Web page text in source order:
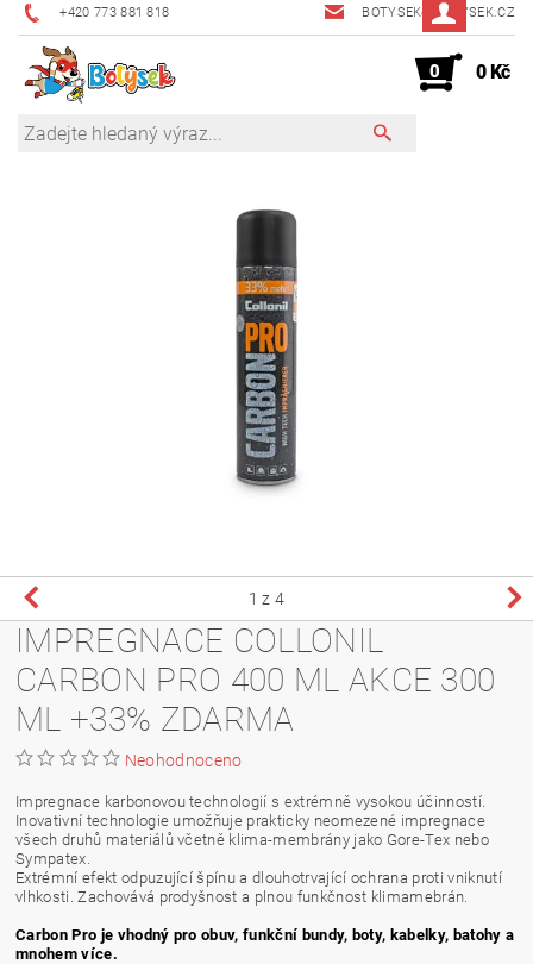
+420 773 881 818 BOTYSEK@BOTYSEK.CZ
0 0 Kč
1 z 4
IMPREGNACE COLLONIL
CARBON PRO 400 ML AKCE 300
ML +33% ZDARMA
Neohodnoceno
Impregnace karbonovou technologií s extrémně vysokou účinností.
Inovativní technologie umožňuje prakticky neomezené impregnace
všech druhů materiálů včetně klima-membrány jako Gore-Tex nebo
Sympatex.
Extrémní efekt odpuzující špínu a dlouhotrvající ochrana proti vniknutí
vlhkosti. Zachovává prodyšnost a plnou funkčnost klimamebrán.
Carbon Pro je vhodný pro obuv, funkční bundy, boty, kabelky, batohy a
mnohem více.